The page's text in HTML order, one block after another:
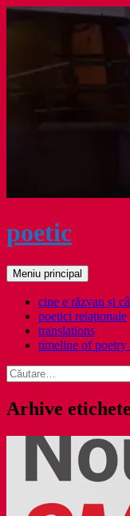
Sari
poetic
Caută
Meniu principal
cine e răzvan și
poetici relaţionale
translations
timeline of poetry
Caută
după:
Arhive